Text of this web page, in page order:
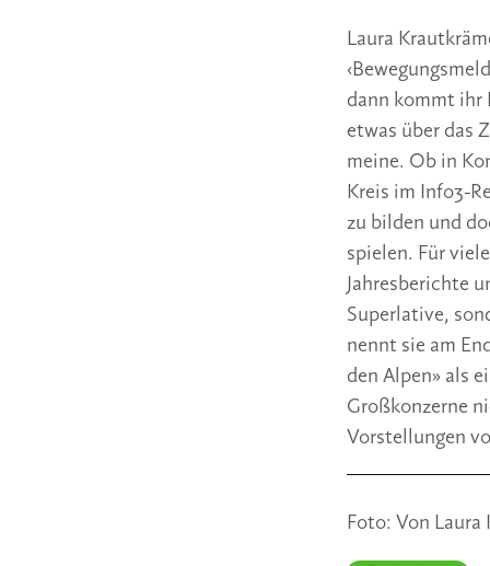
Laura
dann kommt ihr
etwas über das
meine. Ob in
Kreis im Info3-
zu bilden und
spielen. Für
Jahresberichte
Superlative,
nennt sie am
den Alpen» als
Großkonzerne
Vorstellungen
Foto: Von